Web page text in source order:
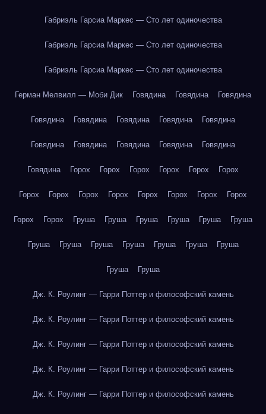
Габриэль Гарсиа Маркес — Сто лет одиночества
Габриэль Гарсиа Маркес — Сто лет одиночества
Габриэль Гарсиа Маркес — Сто лет одиночества
Герман Мелвилл — Моби Дик Говядина Говядина Говядина
Говядина Говядина Говядина Говядина Говядина
Говядина Говядина Говядина Говядина Говядина
Говядина Горох Горох Горох Горох Горох Горох
Горох Горох Горох Горох Горох Горох Горох Горох
Горох Горох Груша Груша Груша Груша Груша Груша
Груша Груша Груша Груша Груша Груша Груша
Груша Груша
Дж. К. Роулинг — Гарри Поттер и философский камень
Дж. К. Роулинг — Гарри Поттер и философский камень
Дж. К. Роулинг — Гарри Поттер и философский камень
Дж. К. Роулинг — Гарри Поттер и философский камень
Дж. К. Роулинг — Гарри Поттер и философский камень